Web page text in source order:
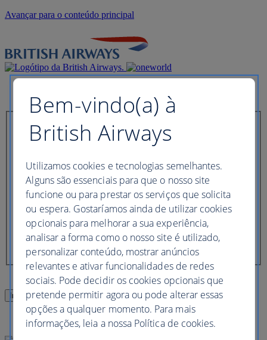
Avançar para o conteúdo principal
Faça agora o check-in
Referência de reserva
Sobrenome do passageiro
Bem-vindo(a) à
British Airways
Utilizamos cookies e tecnologias semelhantes.
Alguns são essenciais para que o nosso site
funcione ou para prestar os serviços que solicita
ou espera. Gostaríamos ainda de utilizar cookies
opcionais para melhorar a sua experiência,
analisar a forma como o nosso site é utilizado,
personalizar conteúdo, mostrar anúncios
relevantes e ativar funcionalidades de redes
sociais. Pode decidir os cookies opcionais que
pretende permitir agora ou pode alterar essas
opções a qualquer momento. Para mais
informações, leia a nossa Política de cookies.